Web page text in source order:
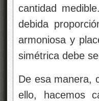
cantidad
debida
armoniosa y
simétrica debe
De esa manera,
ello, hacemos